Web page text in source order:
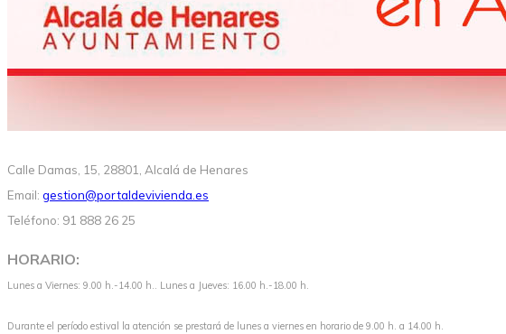
Calle Damas, 15, 28801, Alcalá de Henares
Email: gestion@portaldevivienda.es
Teléfono: 91 888 26 25
HORARIO:
Lunes a Viernes: 9.00 h.-14.00 h.. Lunes a Jueves: 16.00 h.-18.00 h.
Durante el período estival la atención se prestará de lunes a viernes en horario de 9.00 h. a 14.00 h.